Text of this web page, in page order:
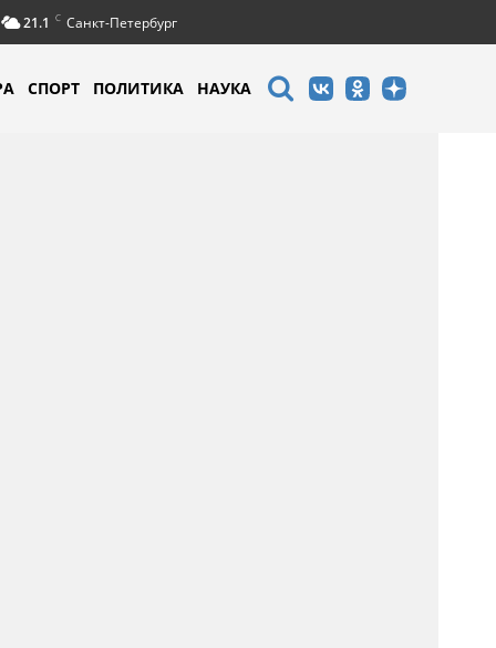
21.1 C Санкт-Петербург
СПОРТ ПОЛИТИКА НАУКА